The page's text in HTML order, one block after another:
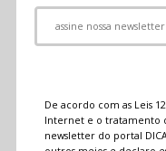
De acordo com as Leis
Internet e o tratamento
newsletter do portal